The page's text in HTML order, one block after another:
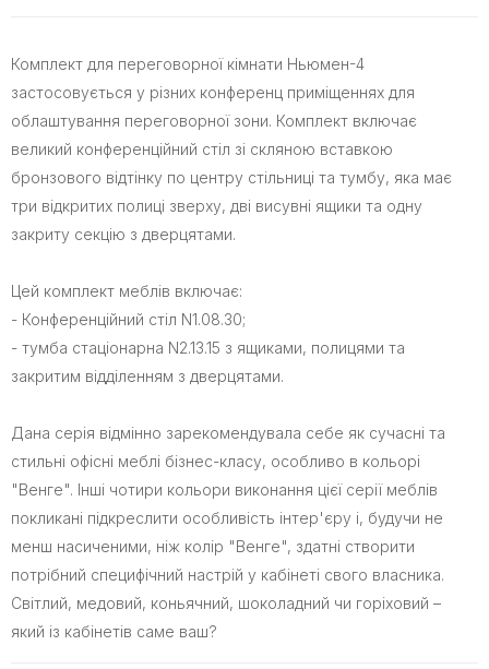
Комплект для переговорної кімнати Ньюмен-4
застосовується у різних конференц приміщеннях для
облаштування переговорної зони. Комплект включає
великий конференційний стіл зі скляною вставкою
бронзового відтінку по центру стільниці та тумбу, яка має
три відкритих полиці зверху, дві висувні ящики та одну
закриту секцію з дверцятами.
Цей комплект меблів включає:
- Конференційний стіл N1.08.30;
- тумба стаціонарна N2.13.15 з ящиками, полицями та
закритим відділенням з дверцятами.
Дана серія відмінно зарекомендувала себе як сучасні та
стильні офісні меблі бізнес-класу, особливо в кольорі
"Венге". Інші чотири кольори виконання цієї серії меблів
покликані підкреслити особливість інтер'єру і, будучи не
менш насиченими, ніж колір "Венге", здатні створити
потрібний специфічний настрій у кабінеті свого власника.
Світлий, медовий, коньячний, шоколадний чи горіховий –
який із кабінетів саме ваш?